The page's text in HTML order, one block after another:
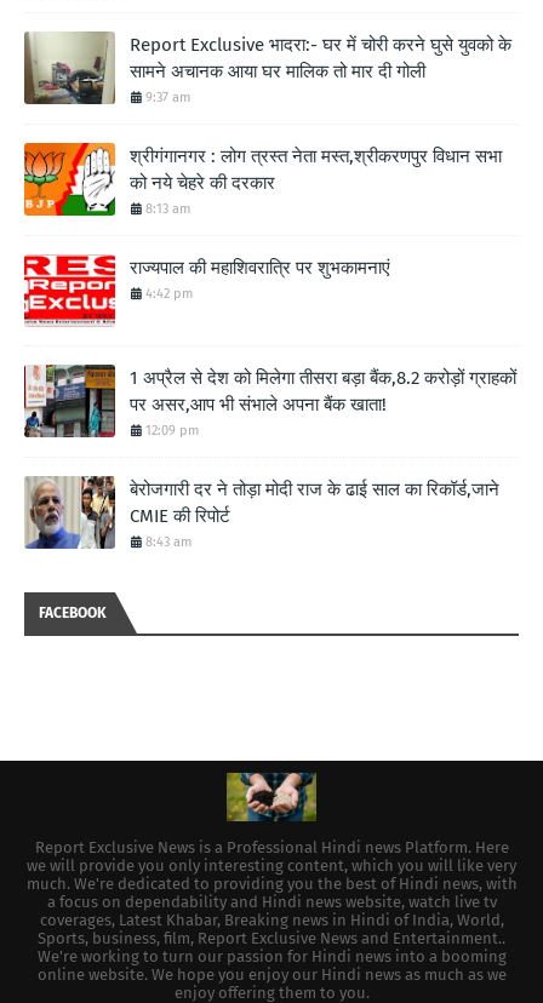
Report Exclusive भादरा:- घर में चोरी करने घुसे युवको के
सामने अचानक आया घर मालिक तो मार दी गोली
9:37 am
श्रीगंगानगर : लोग त्रस्त नेता मस्त,श्रीकरणपुर विधान सभा
को नये चेहरे की दरकार
8:13 am
राज्यपाल की महाशिवरात्रि पर शुभकामनाएं
4:42 pm
1 अप्रैल से देश को मिलेगा तीसरा बड़ा बैंक,8.2 करोड़ों ग्राहकों
पर असर,आप भी संभाले अपना बैंक खाता!
12:09 pm
बेरोजगारी दर ने तोड़ा मोदी राज के ढाई साल का रिकॉर्ड,जाने
CMIE की रिपोर्ट
8:43 am
FACEBOOK
Report Exclusive News is a Professional Hindi news Platform. Here
we will provide you only interesting content, which you will like very
much. We're dedicated to providing you the best of Hindi news, with
a focus on dependability and Hindi news website, watch live tv
coverages, Latest Khabar, Breaking news in Hindi of India, World,
Sports, business, film, Report Exclusive News and Entertainment..
We're working to turn our passion for Hindi news into a booming
online website. We hope you enjoy our Hindi news as much as we
enjoy offering them to you.